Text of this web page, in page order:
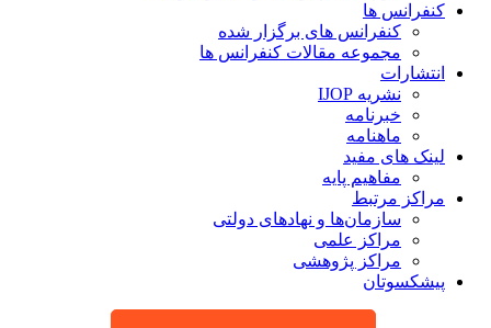
کنفرانس ها
کنفرانس های برگزار شده
مجموعه مقالات کنفرانس ها
انتشارات
نشریه IJOP
خبرنامه
ماهنامه
لینک های مفید
مفاهیم پایه
مراکز مرتبط
سازمان‌ها و نهادهای دولتی
مراکز علمی
مراکز پژوهشی
پیشکسوتان